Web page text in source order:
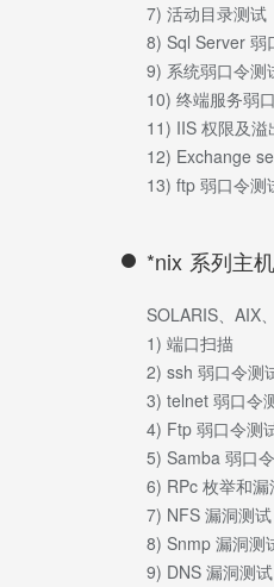
7) 活动目录测试
8) Sql Server 弱
9) 系统弱口令测
10) 终端服务弱
11) IIS 权限及溢
12) Exchange
13) ftp 弱口令测
*nix 系列主
SOLARIS、AIX
1) 端口扫描
2) ssh 弱口令测
3) telnet 弱口令
4) Ftp 弱口令测
5) Samba 弱口
6) RPc 枚举和漏
7) NFS 漏洞测试
8) Snmp 漏洞测
9) DNS 漏洞测试